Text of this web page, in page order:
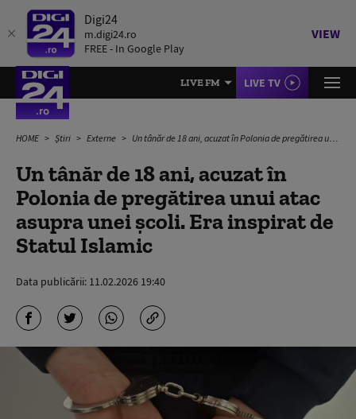
Digi24
m.digi24.ro
FREE - In Google Play
VIEW
LIVE FM LIVE TV
HOME Știri Externe Un tânăr de 18 ani, acuzat în Polonia de pregătirea unui atac asupra unei școli. Era inspirat de Statul Islamic
Un tânăr de 18 ani, acuzat în
Polonia de pregătirea unui atac
asupra unei școli. Era inspirat de
Statul Islamic
Data publicării: 11.02.2026 19:40